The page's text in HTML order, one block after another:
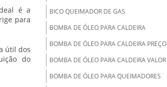
é a
para
útil dos
do
BICO QUEIMADOR DE GAS
BOMBA DE ÓLEO PARA CALDEIRA
BOMBA DE ÓLEO PARA CALDEIRA PREÇO
BOMBA DE ÓLEO PARA CALDEIRA VALOR
BOMBA DE ÓLEO PARA QUEIMADORES